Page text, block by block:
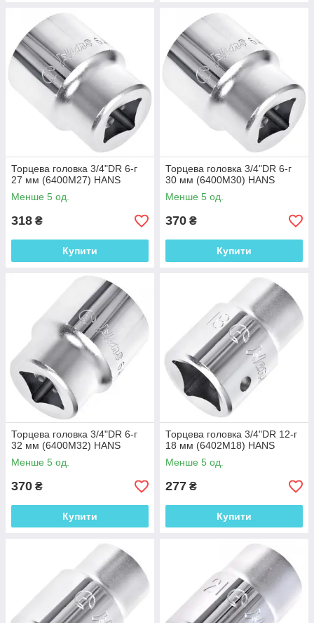
Торцева головка 3/4"DR 6-г
27 мм (6400M27) HANS
Менше 5 од.
318 ₴
Купити
Торцева головка 3/4"DR 6-г
30 мм (6400M30) HANS
Менше 5 од.
370 ₴
Купити
Торцева головка 3/4"DR 6-г
32 мм (6400M32) HANS
Менше 5 од.
370 ₴
Купити
Торцева головка 3/4"DR 12-г
18 мм (6402M18) HANS
Менше 5 од.
277 ₴
Купити